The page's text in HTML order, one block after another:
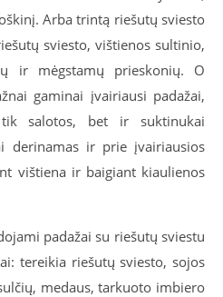
Arba trintą riešutų sviesto
sviesto, vištienos sultinio,
ir mėgstamų prieskonių. O
gaminai įvairiausi padažai,
salotos, bet ir suktinukai
derinamas ir prie įvairiausios
vištiena ir baigiant kiaulienos
padažai su riešutų sviestu
tereikia riešutų sviesto, sojos
medaus, tarkuoto imbiero